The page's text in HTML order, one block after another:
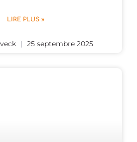
LIRE PLUS »
25 septembre 2025